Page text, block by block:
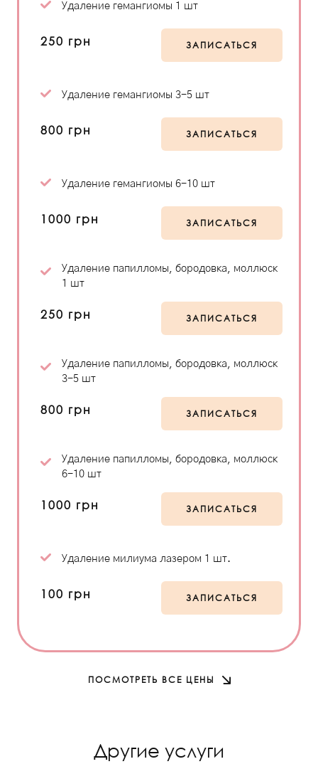
Удаление гемангиомы 1 шт
250 грн ЗАПИСАТЬСЯ
Удаление гемангиомы 3-5 шт
800 грн ЗАПИСАТЬСЯ
Удаление гемангиомы 6-10 шт
1000 грн ЗАПИСАТЬСЯ
Удаление папилломы, бородовка, моллюск
1 шт
250 грн ЗАПИСАТЬСЯ
Удаление папилломы, бородовка, моллюск
3-5 шт
800 грн ЗАПИСАТЬСЯ
Удаление папилломы, бородовка, моллюск
6-10 шт
1000 грн ЗАПИСАТЬСЯ
Удаление милиума лазером 1 шт.
100 грн ЗАПИСАТЬСЯ
ПОСМОТРЕТЬ ВСЕ ЦЕНЫ
Другие услуги